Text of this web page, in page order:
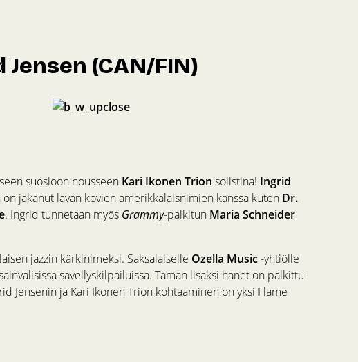
(CAN/FIN)
suosioon nousseen Kari Ikonen Trion solistina! Ingrid
jakanut lavan kovien amerikkalaisnimien kanssa kuten Dr.
. Ingrid tunnetaan myös Grammy-palkitun Maria Schneider
jazzin kärkinimeksi. Saksalaiselle Ozella Music-yhtiölle
sävellyskilpailuissa. Tämän lisäksi hänet on palkittu
Jensenin ja Kari Ikonen Trion kohtaaminen on yksi Flame